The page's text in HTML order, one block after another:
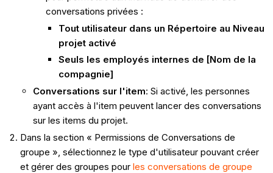
conversations privées :
Tout utilisateur dans un Répertoire au Niveau
projet activé
Seuls les employés internes de [Nom de la
compagnie]
Conversations sur l'item: Si activé, les personnes
ayant accès à l'item peuvent lancer des conversations
sur les items du projet.
Dans la section « Permissions de Conversations de
groupe », sélectionnez le type d'utilisateur pouvant créer
et gérer des groupes pour les conversations de groupe